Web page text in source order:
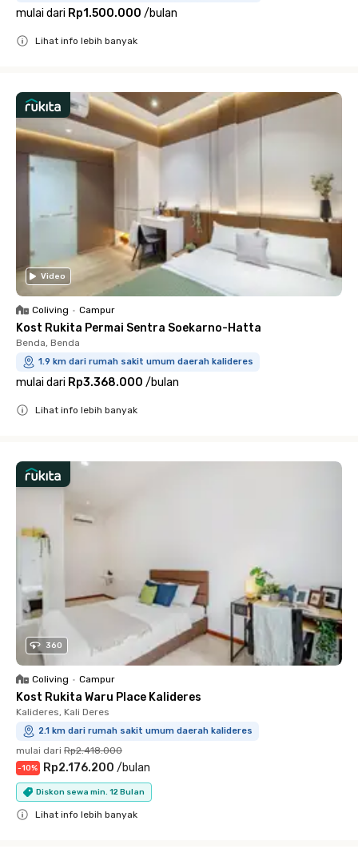
mulai dari Rp1.500.000 /bulan
Lihat info lebih banyak
Video
Coliving • Campur
Kost Rukita Permai Sentra Soekarno-Hatta
Benda, Benda
1.9 km dari rumah sakit umum daerah kalideres
mulai dari Rp3.368.000 /bulan
Lihat info lebih banyak
360
Coliving • Campur
Kost Rukita Waru Place Kalideres
Kalideres, Kali Deres
2.1 km dari rumah sakit umum daerah kalideres
mulai dari Rp2.418.000
-10% Rp2.176.200 /bulan
Diskon sewa min. 12 Bulan
Lihat info lebih banyak